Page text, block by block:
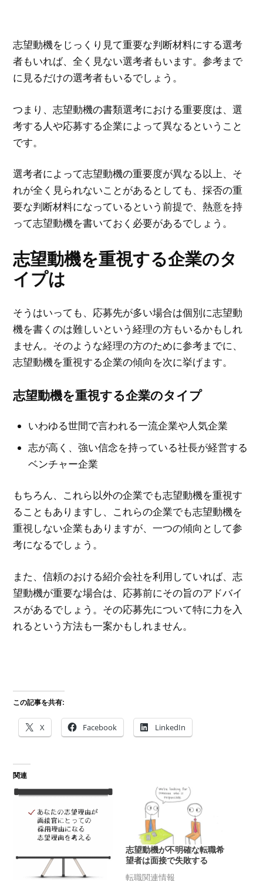
志望動機をじっくり見て重要な判断材料にする選考
者もいれば、全く見ない選考者もいます。参考まで
に見るだけの選考者もいるでしょう。
つまり、志望動機の書類選考における重要度は、選
考する人や応募する企業によって異なるということ
です。
選考者によって志望動機の重要度が異なる以上、そ
れが全く見られないことがあるとしても、採否の重
要な判断材料になっているという前提で、熱意を持
って志望動機を書いておく必要があるでしょう。
志望動機を重視する企業のタ
イプは
そうはいっても、応募先が多い場合は個別に志望動
機を書くのは難しいという経理の方もいるかもしれ
ません。そのような経理の方のために参考までに、
志望動機を重視する企業の傾向を次に挙げます。
志望動機を重視する企業のタイプ
いわゆる世間で言われる一流企業や人気企業
志が高く、強い信念を持っている社長が経営する
ベンチャー企業
もちろん、これら以外の企業でも志望動機を重視す
ることもありますし、これらの企業でも志望動機を
重視しない企業もありますが、一つの傾向として参
考になるでしょう。
また、信頼のおける紹介会社を利用していれば、志
望動機が重要な場合は、応募前にその旨のアドバイ
スがあるでしょう。その応募先について特に力を入
れるという方法も一案かもしれません。
この記事を共有:
X Facebook LinkedIn
関連
志望動機が不明確な転職希
望者は面接で失敗する
転職関連情報